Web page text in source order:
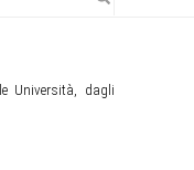
Università, dagli